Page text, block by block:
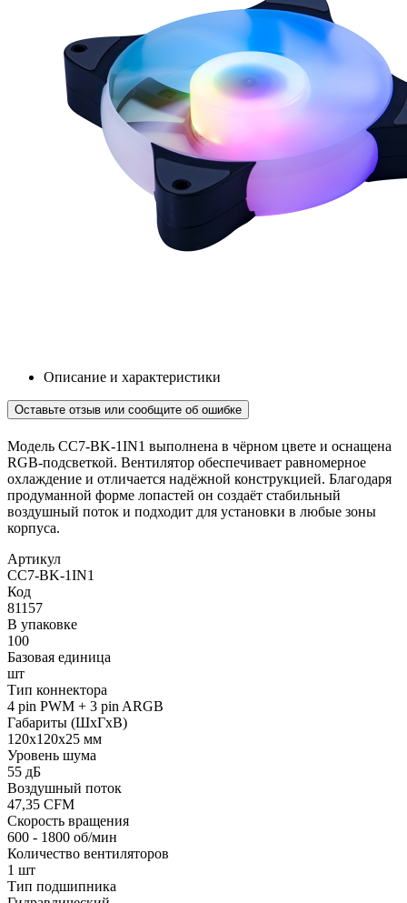
Описание и характеристики
Оставьте отзыв или сообщите об ошибке
Модель CC7-BK-1IN1 выполнена в чёрном цвете и оснащена
RGB-подсветкой. Вентилятор обеспечивает равномерное
охлаждение и отличается надёжной конструкцией. Благодаря
продуманной форме лопастей он создаёт стабильный
воздушный поток и подходит для установки в любые зоны
корпуса.
Артикул
CC7-BK-1IN1
Код
81157
В упаковке
100
Базовая единица
шт
Тип коннектора
4 pin PWM + 3 pin ARGB
Габариты (ШхГхВ)
120x120x25 мм
Уровень шума
55 дБ
Воздушный поток
47,35 CFM
Скорость вращения
600 - 1800 об/мин
Количество вентиляторов
1 шт
Тип подшипника